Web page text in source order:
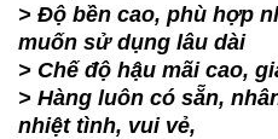
> Độ bền cao, phù hợp
muốn sử dụng lâu dài
> Chế độ hậu mãi cao,
> Hàng luôn có sẵn,
nhiệt tình, vui vẻ,